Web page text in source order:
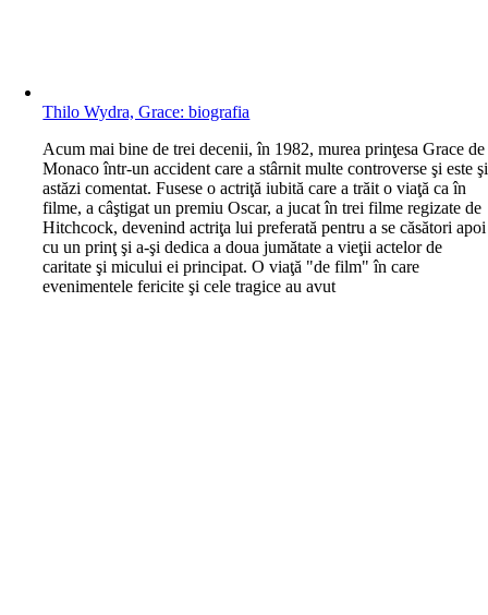
Thilo Wydra, Grace: biografia
Acum mai bine de trei decenii, în 1982, murea prinţesa Grace de
Monaco într-un accident care a stârnit multe controverse şi este şi
astăzi comentat. Fusese o actriţă iubită care a trăit o viaţă ca în
filme, a câştigat un premiu Oscar, a jucat în trei filme regizate de
Hitchcock, devenind actriţa lui preferată pentru a se căsători apoi
cu un prinţ şi a-şi dedica a doua jumătate a vieţii actelor de
caritate şi micului ei principat. O viaţă "de film" în care
evenimentele fericite şi cele tragice au avut